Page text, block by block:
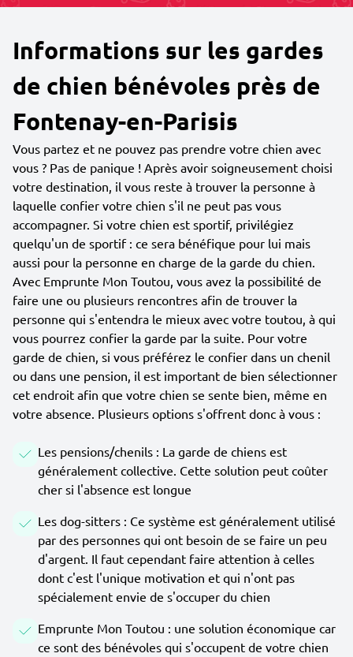
Informations sur les gardes
de chien bénévoles près de
Fontenay-en-Parisis
Vous partez et ne pouvez pas prendre votre chien avec
vous ? Pas de panique ! Après avoir soigneusement choisi
votre destination, il vous reste à trouver la personne à
laquelle confier votre chien s'il ne peut pas vous
accompagner. Si votre chien est sportif, privilégiez
quelqu'un de sportif : ce sera bénéfique pour lui mais
aussi pour la personne en charge de la garde du chien.
Avec Emprunte Mon Toutou, vous avez la possibilité de
faire une ou plusieurs rencontres afin de trouver la
personne qui s'entendra le mieux avec votre toutou, à qui
vous pourrez confier la garde par la suite. Pour votre
garde de chien, si vous préférez le confier dans un chenil
ou dans une pension, il est important de bien sélectionner
cet endroit afin que votre chien se sente bien, même en
votre absence. Plusieurs options s'offrent donc à vous :
Les pensions/chenils : La garde de chiens est
généralement collective. Cette solution peut coûter
cher si l'absence est longue
Les dog-sitters : Ce système est généralement utilisé
par des personnes qui ont besoin de se faire un peu
d'argent. Il faut cependant faire attention à celles
dont c'est l'unique motivation et qui n'ont pas
spécialement envie de s'occuper du chien
Emprunte Mon Toutou : une solution économique car
ce sont des bénévoles qui s'occupent de votre chien